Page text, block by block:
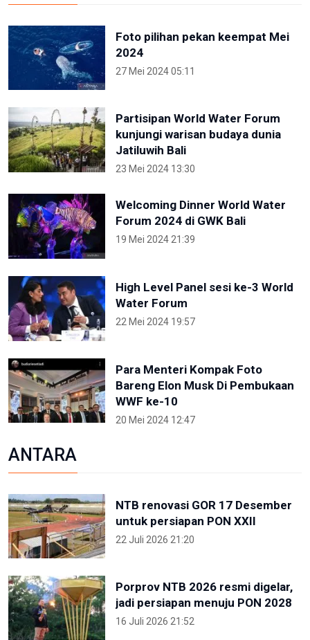
Foto pilihan pekan keempat Mei
2024
27 Mei 2024 05:11
Partisipan World Water Forum
kunjungi warisan budaya dunia
Jatiluwih Bali
23 Mei 2024 13:30
Welcoming Dinner World Water
Forum 2024 di GWK Bali
19 Mei 2024 21:39
High Level Panel sesi ke-3 World
Water Forum
22 Mei 2024 19:57
Para Menteri Kompak Foto
Bareng Elon Musk Di Pembukaan
WWF ke-10
20 Mei 2024 12:47
ANTARA
NTB renovasi GOR 17 Desember
untuk persiapan PON XXII
22 Juli 2026 21:20
Porprov NTB 2026 resmi digelar,
jadi persiapan menuju PON 2028
16 Juli 2026 21:52